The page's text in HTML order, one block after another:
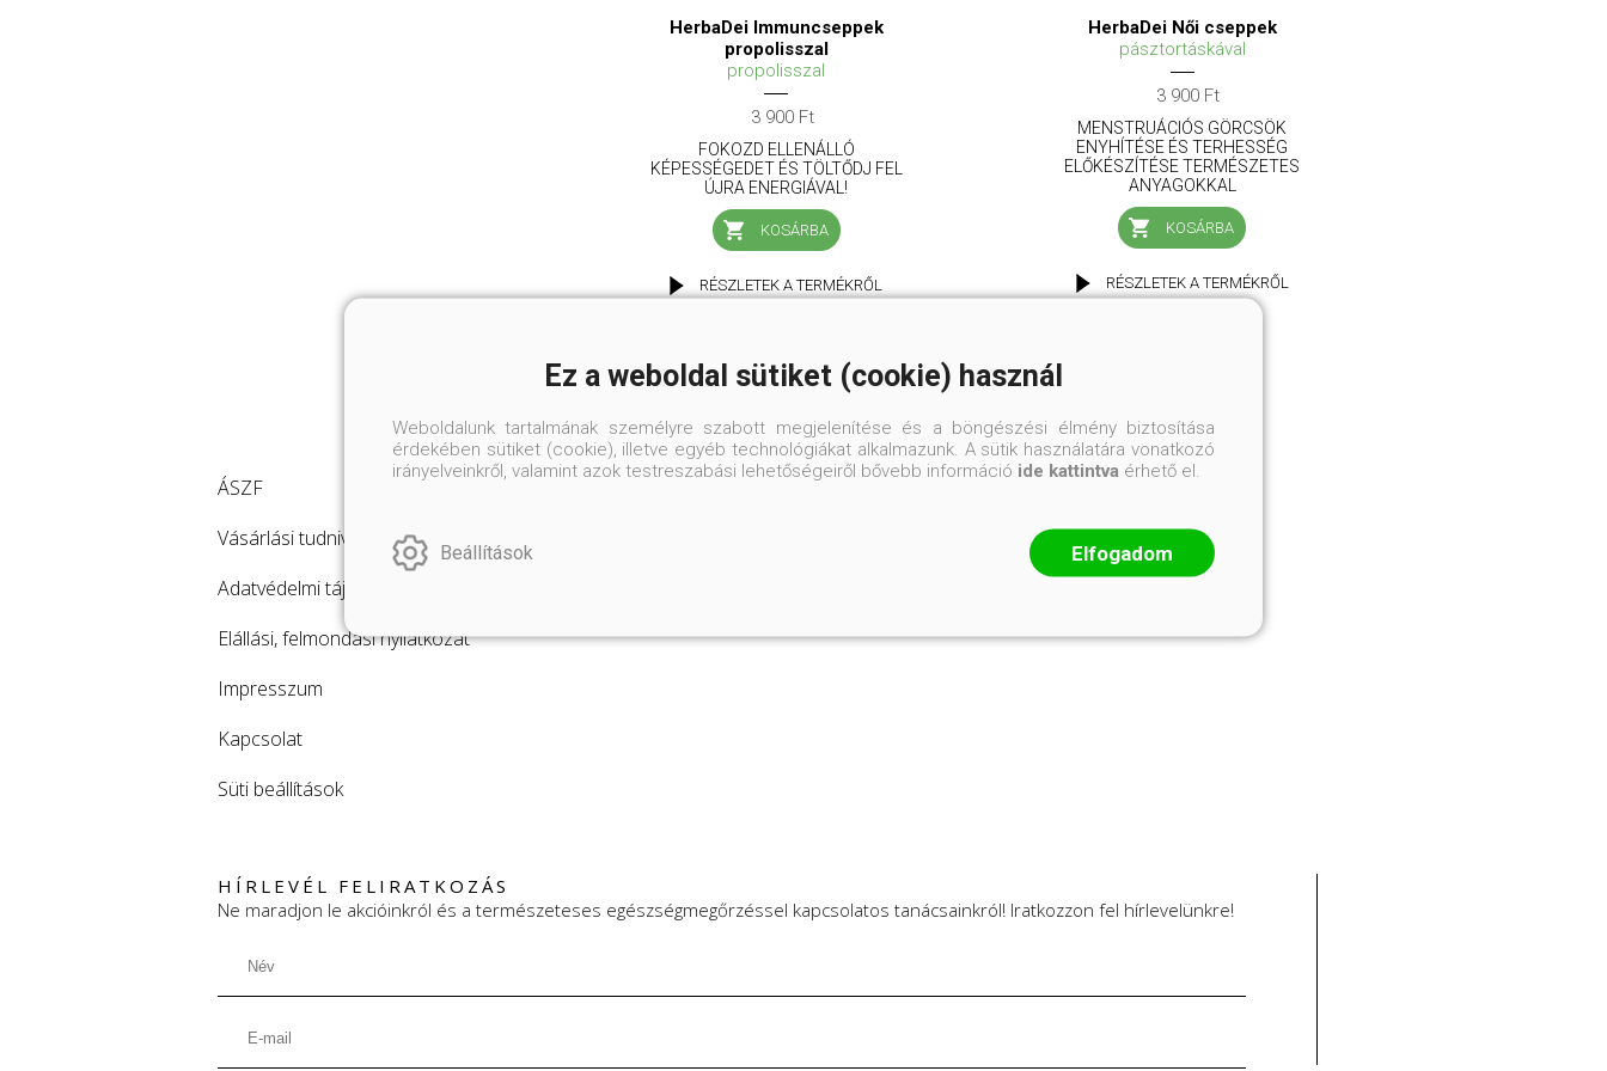
HerbaDei Immuncseppek
propolisszal
propolisszal
3 900 Ft
FOKOZD ELLENÁLLÓ
KÉPESSÉGEDET ÉS TÖLTŐDJ FEL
ÚJRA ENERGIÁVAL!
KOSÁRBA
RÉSZLETEK A TERMÉKRŐL
HerbaDei Női cseppek
pásztortáskával
3 900 Ft
MENSTRUÁCIÓS GÖRCSÖK
ENYHÍTÉSE ÉS TERHESSÉG
ELŐKÉSZÍTÉSE TERMÉSZETES
ANYAGOKKAL
KOSÁRBA
RÉSZLETEK A TERMÉKRŐL
HÍRLEVÉL FELIRATKOZÁS
Ne maradjon le akcióinkról és a természeteses egészségmegőrzéssel kapcsolatos tanácsainkról! Iratkozzon fel hírlevelünkre!
ÁSZF
Vásárlási tudnivalók
Adatvédelmi tájékoztató
Elállási, felmondási nyilatkozat
Impresszum
Kapcsolat
Süti beállítások
Ez a weboldal sütiket (cookie) használ
Weboldalunk tartalmának személyre szabott megjelenítése és a böngészési élmény biztosítása
érdekében sütiket (cookie), illetve egyéb technológiákat alkalmazunk. A sütik használatára vonatkozó
irányelveinkről, valamint azok testreszabási lehetőségeiről bővebb információ ide kattintva érhető el.
Beállítások Elfogadom